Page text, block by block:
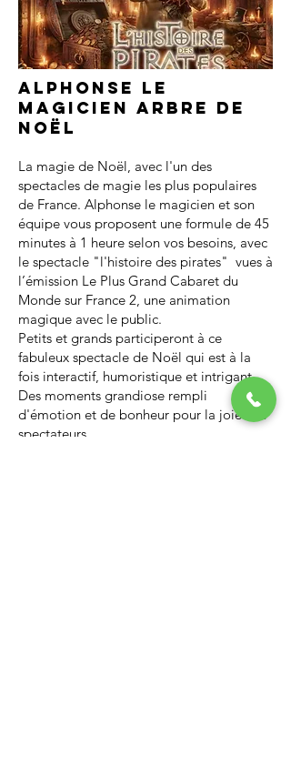
Alphonse le
magicien arbre de
noël
La magie de Noël, avec l'un des
spectacles de magie les plus populaires
de France. Alphonse le magicien et son
équipe vous proposent une formule de 45
minutes à 1 heure selon vos besoins, avec
le spectacle "l'histoire des pirates" vues à
l’émission Le Plus Grand Cabaret du
Monde sur France 2, une animation
magique avec le public.
Petits et grands participeront à ce
fabuleux spectacle de Noël qui est à la
fois interactif, humoristique et intrigant.
Des moments grandiose rempli
d'émotion et de bonheur pour la joie des
spectateurs.